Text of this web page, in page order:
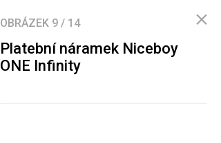
OBRÁZEK 9 / 14
Platební náramek Niceboy
ONE Infinity